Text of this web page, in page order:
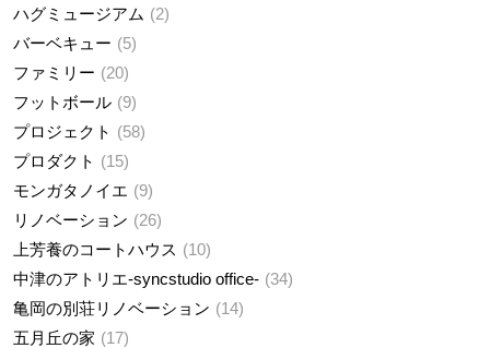
ハグミュージアム
2
バーベキュー
5
ファミリー
20
フットボール
9
プロジェクト
58
プロダクト
15
モンガタノイエ
9
リノベーション
26
上芳養のコートハウス
10
中津のアトリエ-syncstudio office- 34
亀岡の別荘リノベーション
14
五月丘の家
17